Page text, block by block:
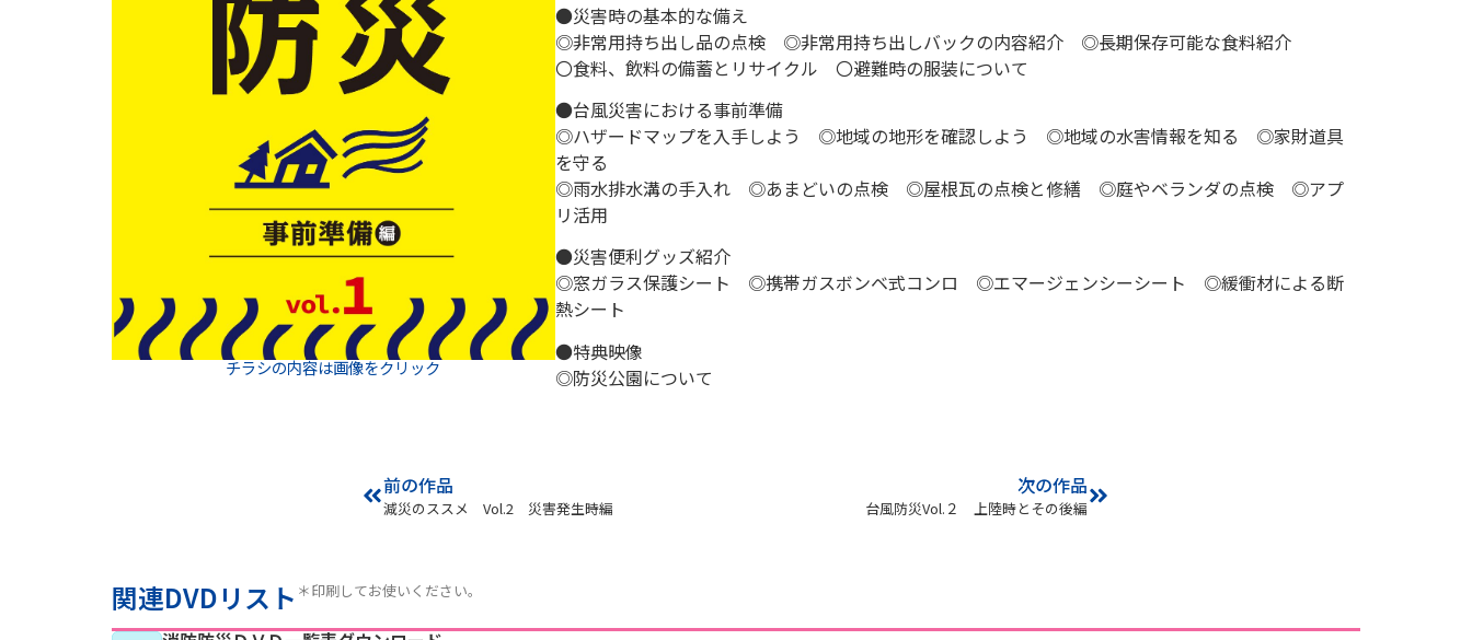
チラシの内容は画像をクリック
●災害時の基本的な備え
◎非常用持ち出し品の点検 ◎非常用持ち出しバックの内容紹介 ◎長期保存可能な食料紹介
〇食料、飲料の備蓄とリサイクル 〇避難時の服装について
●台風災害における事前準備
◎ハザードマップを入手しよう ◎地域の地形を確認しよう ◎地域の水害情報を知る ◎家財道具
を守る
◎雨水排水溝の手入れ ◎あまどいの点検 ◎屋根瓦の点検と修繕 ◎庭やベランダの点検 ◎アプ
リ活用
●災害便利グッズ紹介
◎窓ガラス保護シート ◎携帯ガスボンベ式コンロ ◎エマージェンシーシート ◎緩衝材による断
熱シート
●特典映像
◎防災公園について
前の作品
減災のススメ Vol.2 災害発生時編
次の作品
台風防災Vol.２ 上陸時とその後編
関連DVDリスト ＊印刷してお使いください。